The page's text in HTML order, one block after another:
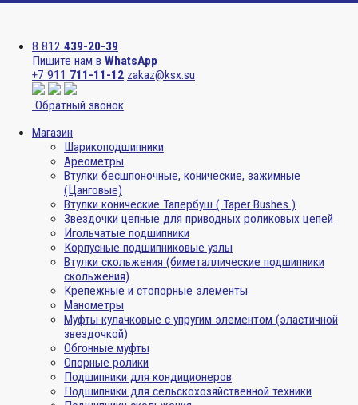
8 812 439-20-39
Пишите нам в WhatsApp
+7 911 711-11-12 zakaz@ksx.su
Обратный звонок
Магазин
Шарикоподшипники
Ареометры
Втулки бесшпоночные, конические, зажимные
(Цанговые)
Втулки конические Тапербуш ( Taper Bushes )
Звездочки цепные для приводных роликовых цепей
Игольчатые подшипники
Корпусные подшипниковые узлы
Втулки скольжения (биметаллические подшипники
скольжения)
Крепежные и стопорные элементы
Манометры
Муфты кулачковые с упругим элементом (эластичной
звездочкой)
Обгонные муфты
Опорные ролики
Подшипники для кондиционеров
Подшипники для сельскохозяйственной техники